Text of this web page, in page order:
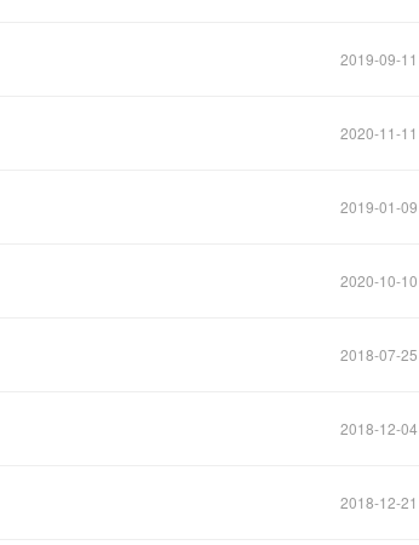
2019-09-11
2020-11-11
2019-01-09
2020-10-10
2018-07-25
2018-12-04
2018-12-21